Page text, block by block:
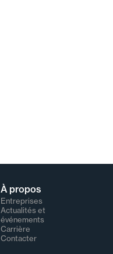
À propos
Entreprises
Actualités et
événements
Carrière
Contacter